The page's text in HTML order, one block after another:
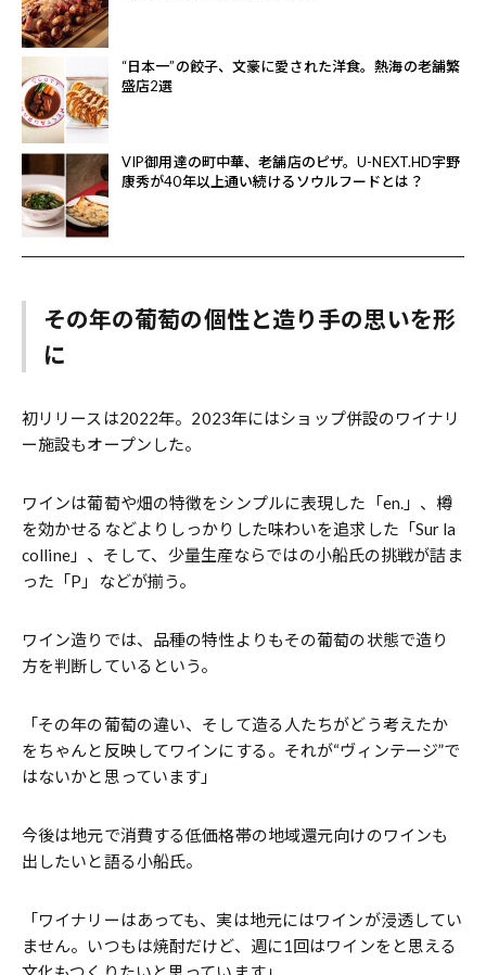
“日本一”の餃子、文豪に愛された洋食。熱海の老舗繁
盛店2選
VIP御用達の町中華、老舗店のピザ。U-NEXT.HD宇野
康秀が40年以上通い続けるソウルフードとは？
その年の葡萄の個性と造り手の思いを形
に
初リリースは2022年。2023年にはショップ併設のワイナリ
ー施設もオープンした。
ワインは葡萄や畑の特徴をシンプルに表現した「en.」、樽
を効かせるなどよりしっかりした味わいを追求した「Sur la
colline」、そして、少量生産ならではの小船氏の挑戦が詰ま
った「P」などが揃う。
ワイン造りでは、品種の特性よりもその葡萄の状態で造り
方を判断しているという。
「その年の葡萄の違い、そして造る人たちがどう考えたか
をちゃんと反映してワインにする。それが“ヴィンテージ”で
はないかと思っています」
今後は地元で消費する低価格帯の地域還元向けのワインも
出したいと語る小船氏。
「ワイナリーはあっても、実は地元にはワインが浸透してい
ません。いつもは焼酎だけど、週に1回はワインをと思える